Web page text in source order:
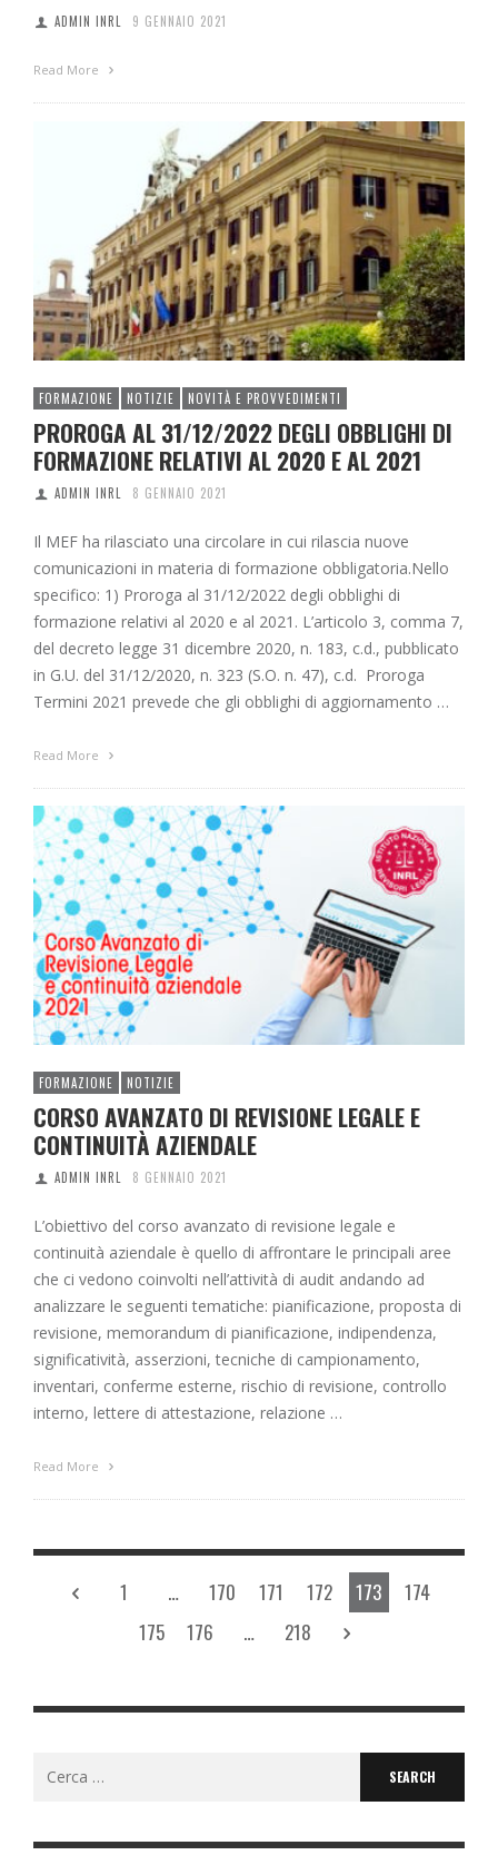
ADMIN INRL 9 GENNAIO 2021
Read More
FORMAZIONE NOTIZIE NOVITÀ E PROVVEDIMENTI
PROROGA AL 31/12/2022 DEGLI OBBLIGHI DI
FORMAZIONE RELATIVI AL 2020 E AL 2021
ADMIN INRL 8 GENNAIO 2021
Il MEF ha rilasciato una circolare in cui rilascia nuove
comunicazioni in materia di formazione obbligatoria.Nello
specifico: 1) Proroga al 31/12/2022 degli obblighi di
formazione relativi al 2020 e al 2021. L’articolo 3, comma 7,
del decreto legge 31 dicembre 2020, n. 183, c.d., pubblicato
in G.U. del 31/12/2020, n. 323 (S.O. n. 47), c.d. Proroga
Termini 2021 prevede che gli obblighi di aggiornamento …
Read More
FORMAZIONE NOTIZIE
CORSO AVANZATO DI REVISIONE LEGALE E
CONTINUITÀ AZIENDALE
ADMIN INRL 8 GENNAIO 2021
L’obiettivo del corso avanzato di revisione legale e
continuità aziendale è quello di affrontare le principali aree
che ci vedono coinvolti nell’attività di audit andando ad
analizzare le seguenti tematiche: pianificazione, proposta di
revisione, memorandum di pianificazione, indipendenza,
significatività, asserzioni, tecniche di campionamento,
inventari, conferme esterne, rischio di revisione, controllo
interno, lettere di attestazione, relazione …
Read More
1 … 170 171 172 173
174
175
176 … 218